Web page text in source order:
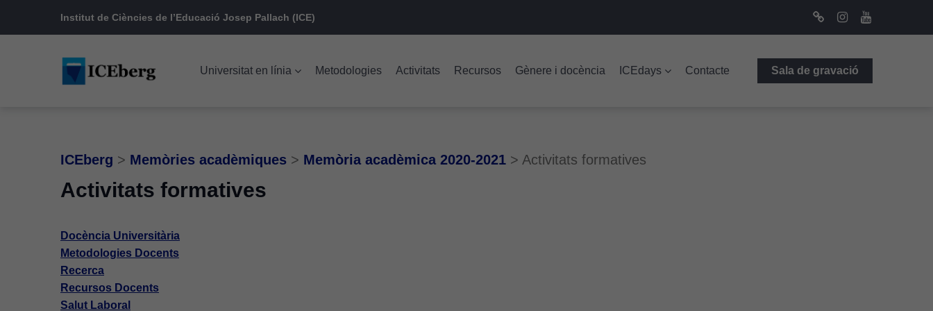
to
navigation
to
to
Institut de Ciències de l’Educació Josep Pallach (ICE)
Universitat en línia Metodologies Activitats Recursos Gènere i docència ICEdays Contacte Sala de gravació
ICEberg > Memòries acadèmiques > Memòria acadèmica 2020-2021 > Activitats formatives
Activitats formatives
Docència Universitària
Metodologies Docents
Recerca
Recursos Docents
Salut Laboral